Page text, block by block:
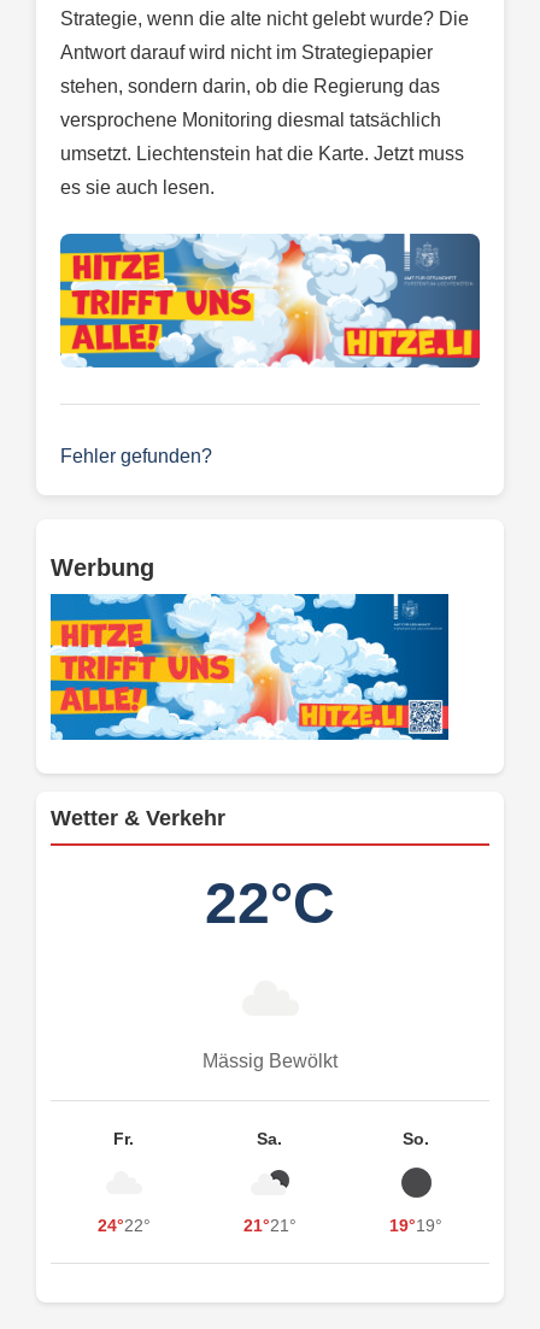
Strategie, wenn die alte nicht gelebt wurde? Die
Antwort darauf wird nicht im Strategiepapier
stehen, sondern darin, ob die Regierung das
versprochene Monitoring diesmal tatsächlich
umsetzt. Liechtenstein hat die Karte. Jetzt muss
es sie auch lesen.
Fehler gefunden?
Werbung
Wetter & Verkehr
22°C
Mässig Bewölkt
Fr.
24°22°
Sa.
21°21°
So.
19°19°